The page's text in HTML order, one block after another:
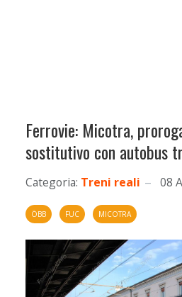
Ferrovie: Micotra,
sostitutivo con autobus
Categoria: Treni reali 08
ÖBB FUC MICOTRA